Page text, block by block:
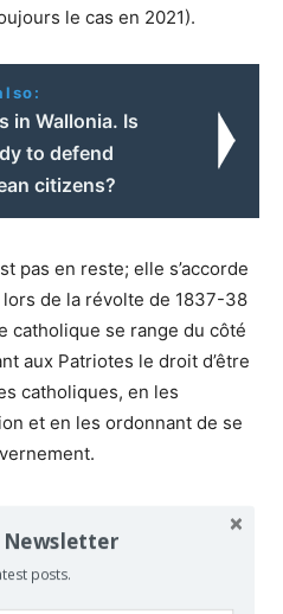
le cas en 2021).
in Wallonia. Is
to defend
citizens?
pas en reste; elle s’accorde
de la révolte de 1837-38
catholique se range du côté
aux Patriotes le droit d’être
catholiques, en les
et en les ordonnant de se
sont amenées à réaliser
écrite dans les traités
des écoles aux nations
en appui à une
Newsletter
posts.